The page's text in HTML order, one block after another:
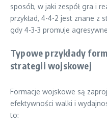
sposób, w jaki zespół gra i
przykład, 4-4-2 jest znane z
gdy 4-3-3 promuje agresywne
Typowe przykłady
strategii wojskowej
Formacje wojskowe są
efektywności walki i
to: